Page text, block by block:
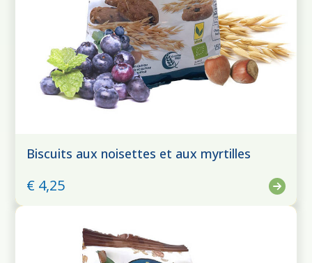
Biscuits aux noisettes et aux myrtilles
€ 4,25